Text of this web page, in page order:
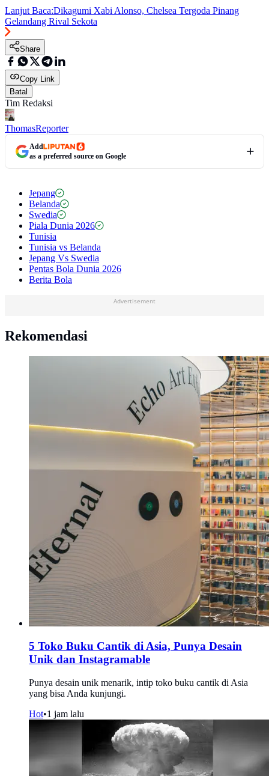
Lanjut Baca:Dikagumi Xabi Alonso, Chelsea Tergoda Pinang
Gelandang Rival Sekota
Share
Copy Link
Batal
Tim Redaksi
ThomasReporter
Add
as a preferred source on Google
Jepang
Belanda
Swedia
Piala Dunia 2026
Tunisia
Tunisia vs Belanda
Jepang Vs Swedia
Pentas Bola Dunia 2026
Berita Bola
Advertisement
Rekomendasi
5 Toko Buku Cantik di Asia, Punya Desain
Unik dan Instagramable
Punya desain unik menarik, intip toko buku cantik di Asia
yang bisa Anda kunjungi.
Hot•1 jam lalu